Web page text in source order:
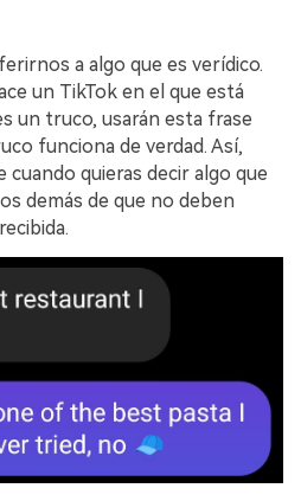
a algo que es verídico.
un TikTok en el que está
un truco, usarán esta frase
funciona de verdad. Así,
quieras decir algo que
demás de que no deben